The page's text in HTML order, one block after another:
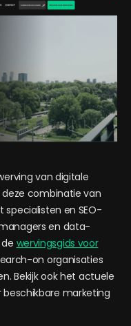
van digitale
combinatie van
en SEO-
en data-
wervingsgids voor
on organisaties
Bekijk ook het actuele
beschikbare marketing